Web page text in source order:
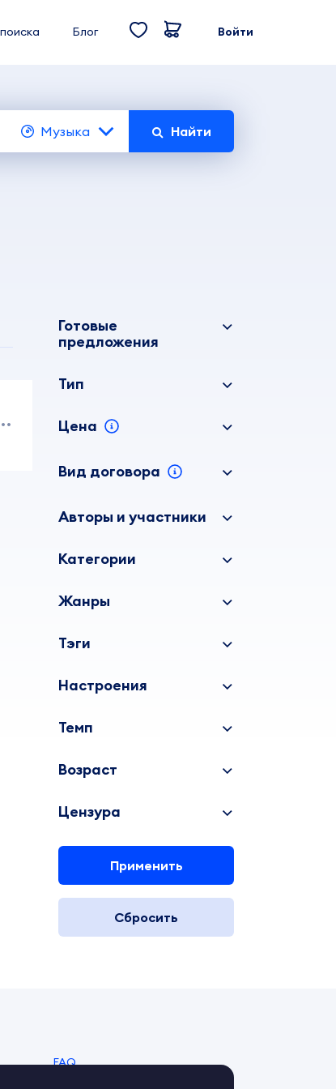
Блог Войти
Музыка Найти
Готовые
предложения
Тип
Цена
Вид договора
Авторы и участники
Категории
Жанры
Тэги
Настроения
Темп
Возраст
Цензура
Применить
Сбросить
FAQ